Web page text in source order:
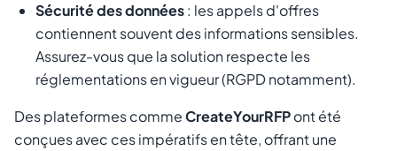
Sécurité des données: les appels d'offres
contiennent souvent des informations sensibles.
Assurez-vous que la solution respecte les
réglementations en vigueur (RGPD notamment).
Des plateformes commeCreateYourRFPont été
conçues avec ces impératifs en tête, offrant une